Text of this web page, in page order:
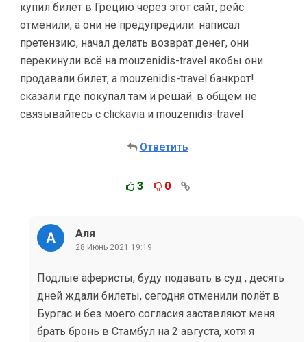
купил билет в Грецию через этот сайт, рейс
отменили, а они не предупредили. написал
претензию, начал делать возврат денег, они
перекинули всё на mouzenidis-travel якобы они
продавали билет, а mouzenidis-travel банкрот!
сказали где покупал там и решай. в общем не
связывайтесь с clickavia и mouzenidis-travel
Ответить
3 0
Аля
28 Июнь 2021 19:19
Подлые аферисты, буду подавать в суд , десять
дней ждали билеты, сегодня отменили полёт в
Бургас и без моего согласия заставляют меня
брать бронь в Стамбул на 2 августа, хотя я